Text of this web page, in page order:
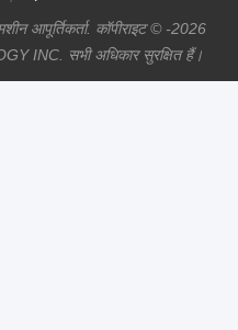
आपूर्तिकर्ता. कॉपीराइट © -2026
INC. सभी अधिकार सुरक्षित हैं।